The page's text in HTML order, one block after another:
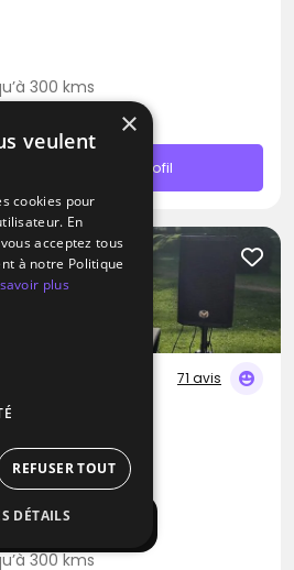
la carte
300 kms
Profil
71 avis
Soca Samba
300 kms
×
veulent
cookies pour
En
acceptez tous
à notre Politique
plus
REFUSER TOUT
DÉTAILS